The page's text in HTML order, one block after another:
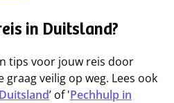
in Duitsland?
tips voor jouw reis door
veilig op weg. Lees ook
’ of 'Pechhulp in